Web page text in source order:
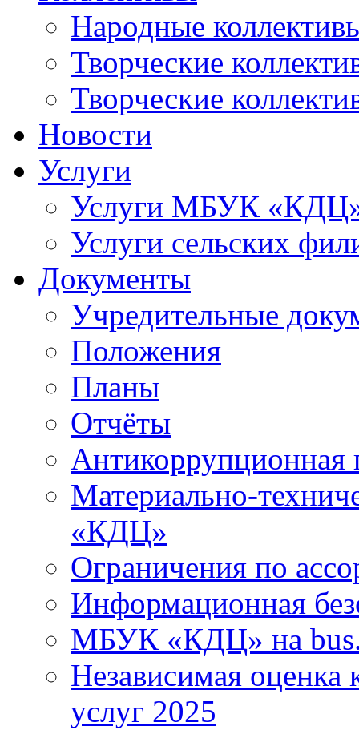
Народные
Творческие
Творческие
Новости
Услуги
Услуги МБУК
Услуги сельских
Документы
Учредительные
Положения
Планы
Отчёты
Антикоррупционная
Материально-
«КДЦ»
Ограничения по
Информационная
МБУК «КДЦ» на
Независимая оценка
услуг 2025